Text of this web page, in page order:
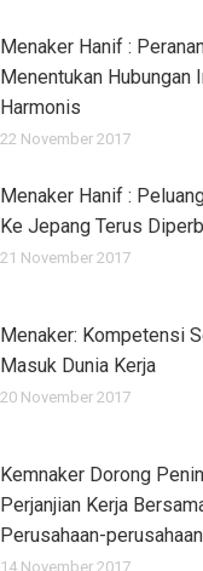
Menaker Hanif :
Menentukan Hubungan
Harmonis
22 November 2017
Menaker Hanif :
Ke Jepang Terus
21 November 2017
Menaker: Kompetensi
Masuk Dunia Kerja
20 November 2017
Kemnaker Dorong
Perjanjian Kerja
Perusahaan-perusahaan
14 November 2017